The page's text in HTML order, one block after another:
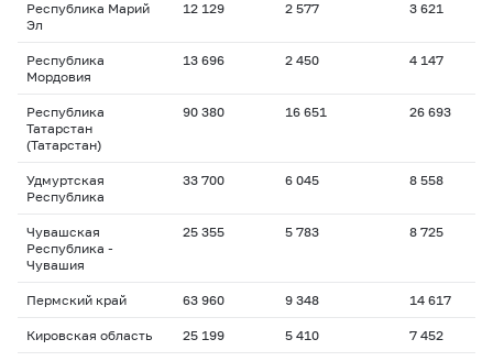
Республика Марий
Эл
12 129 2 577 3 621
Республика
Мордовия
13 696 2 450 4 147
Республика
Татарстан
(Татарстан)
90 380 16 651 26 693
Удмуртская
Республика
33 700 6 045 8 558
Чувашская
Республика -
Чувашия
25 355 5 783 8 725
Пермский край 63 960 9 348 14 617
Кировская область 25 199 5 410 7 452